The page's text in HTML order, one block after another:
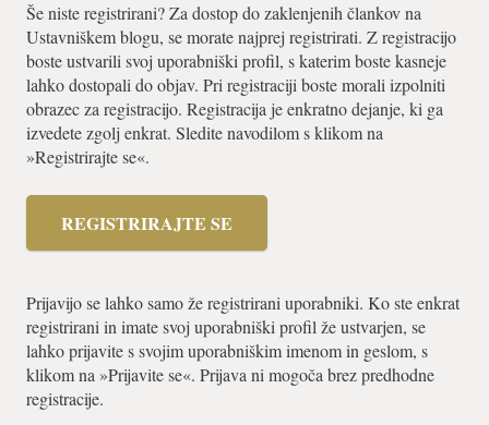
Še niste registrirani? Za dostop do zaklenjenih člankov na
Ustavniškem blogu, se morate najprej registrirati. Z registracijo
boste ustvarili svoj uporabniški profil, s katerim boste kasneje
lahko dostopali do objav. Pri registraciji boste morali izpolniti
obrazec za registracijo. Registracija je enkratno dejanje, ki ga
izvedete zgolj enkrat. Sledite navodilom s klikom na
»Registrirajte se«.
REGISTRIRAJTE SE
Prijavijo se lahko samo že registrirani uporabniki. Ko ste enkrat
registrirani in imate svoj uporabniški profil že ustvarjen, se
lahko prijavite s svojim uporabniškim imenom in geslom, s
klikom na »Prijavite se«. Prijava ni mogoča brez predhodne
registracije.